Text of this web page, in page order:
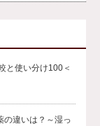
と使い分け100＜
の違いは？～湿っ